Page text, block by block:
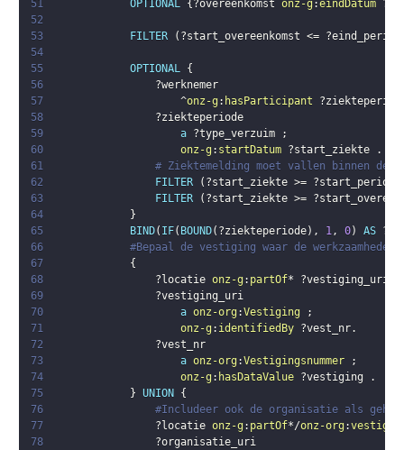
51 OPTIONAL { ?overeenkomst onz-g :eindDatum
52
53
FILTER ( ?start_overeenkomst <=
54
55
OPTIONAL {
56
?werknemer
57
                    ^
onz-g : hasParticipant
58
?ziekteperiode
59
a ?type_verzuim
;
60
onz-g : startDatum ?start_ziekte
.
61
# Ziektemelding moet vallen binnen de
62
FILTER ( ?start_ziekte >= ?start_periode
63
FILTER ( ?start_ziekte >=
64
}
65
BIND( IF( BOUND( ?ziekteperiode) , 1, 0) AS
66
#Bepaal de vestiging waar de
67
{
68
?locatie onz-g : partOf* ?vestiging_uri
69
?vestiging_uri
70
a onz-org :Vestiging
;
71
onz-g : identifiedBy ?vest_nr.
72
?vest_nr
73
a onz-org :Vestigingsnummer
;
74
onz-g : hasDataValue ?vestiging
.
75
} UNION
{
76
#Includeer ook de organisatie als
77
?locatie onz-g : partOf*/onz-org :
78
?organisatie_uri